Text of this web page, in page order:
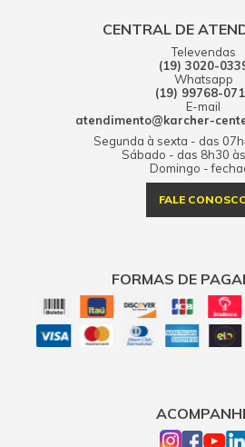
CENTRAL DE
Televendas
(19) 3020-
Whatsapp
(19) 99768-
E-mail
atendimento@karcher-
Segunda à sexta - das
Sábado - das 8h30
Domingo -
FALE
FORMAS DE